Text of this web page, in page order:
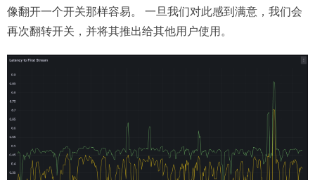
像翻开一个开关那样容易。 一旦我们对此感到满意，我们会
再次翻转开关，并将其推出给其他用户使用。